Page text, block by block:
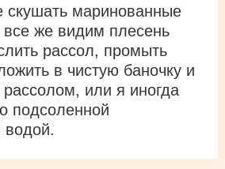
скушать маринованные
все же видим плесень
рассол, промыть
в чистую баночку и
или я иногда
подсоленной
водой.